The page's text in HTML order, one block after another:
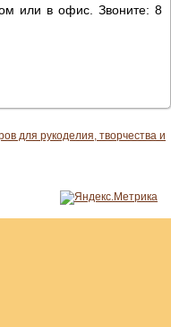
или в офис. Звоните: 8
для рукоделия, творчества и